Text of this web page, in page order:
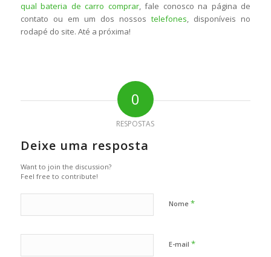
qual bateria de carro comprar, fale conosco na página de
contato ou em um dos nossostelefones, disponíveis no
rodapé do site. Até a próxima!
0
RESPOSTAS
Deixe uma resposta
Want to join the discussion?
Feel free to contribute!
Nome *
E-mail *